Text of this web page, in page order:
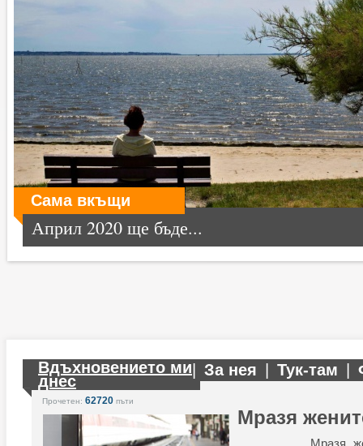
Сама вкъщи
Април 2020 ще бъде...
Вдъхновението ми
днес
За нея Тук-там
Прочетен: 62720 пъти
Мразя
Мразя